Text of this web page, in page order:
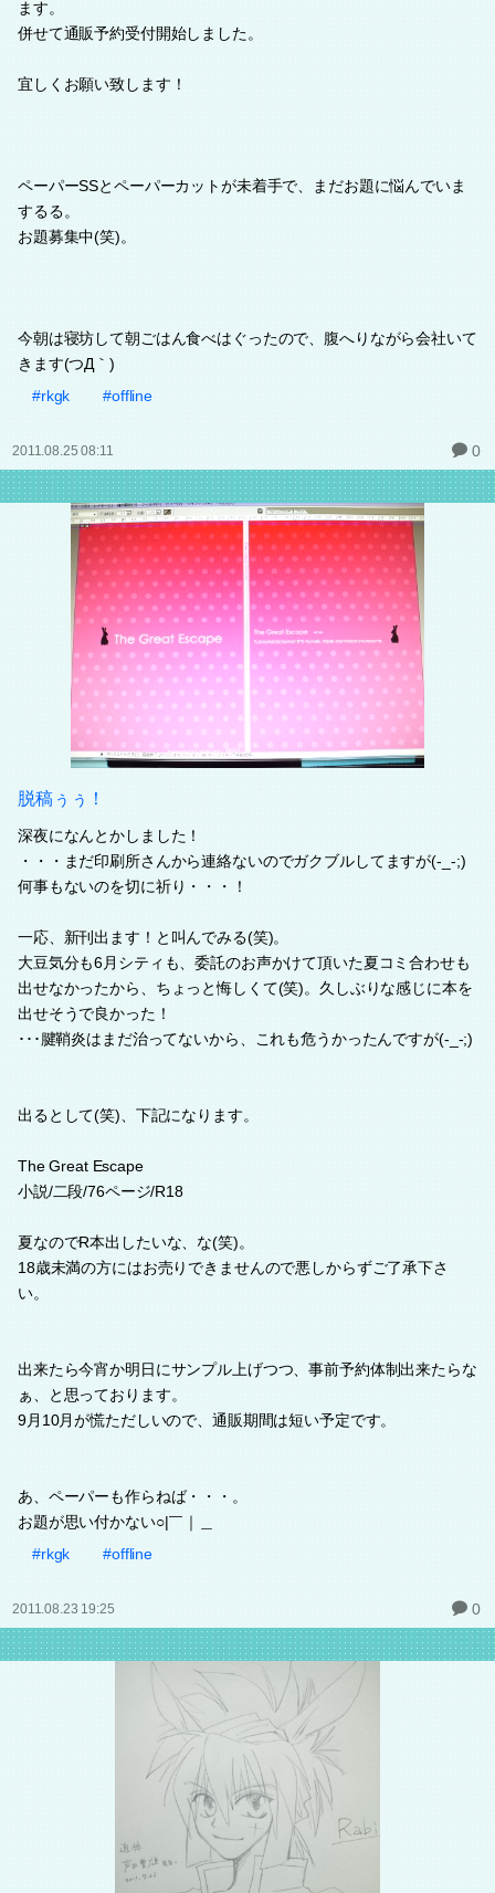
ます。
併せて通販予約受付開始しました。
宜しくお願い致します！
ペーパーSSとペーパーカットが未着手で、まだお題に悩んでいま
するる。
お題募集中(笑)。
今朝は寝坊して朝ごはん食べはぐったので、腹へりながら会社いて
きます(つД｀)
#rkgk
#offline
2011.08.25 08:11 0
脱稿ぅぅ！
深夜になんとかしました！
・・・まだ印刷所さんから連絡ないのでガクブルしてますが(-_-;)
何事もないのを切に祈り・・・！
一応、新刊出ます！と叫んでみる(笑)。
大豆気分も6月シティも、委託のお声かけて頂いた夏コミ合わせも
出せなかったから、ちょっと悔しくて(笑)。久しぶりな感じに本を
出せそうで良かった！
･･･腱鞘炎はまだ治ってないから、これも危うかったんですが(-_-;)
出るとして(笑)、下記になります。
The Great Escape
小説/二段/76ページ/R18
夏なのでR本出したいな、な(笑)。
18歳未満の方にはお売りできませんので悪しからずご了承下さ
い。
出来たら今宵か明日にサンプル上げつつ、事前予約体制出来たらな
ぁ、と思っております。
9月10月が慌ただしいので、通販期間は短い予定です。
あ、ペーパーも作らねば・・・。
お題が思い付かない○|￣｜＿
#rkgk
#offline
2011.08.23 19:25 0